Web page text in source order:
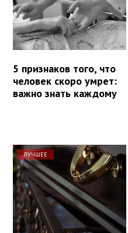
5 признаков того, что
человек скоро умрет:
важно знать каждому
ЛУЧШЕЕ